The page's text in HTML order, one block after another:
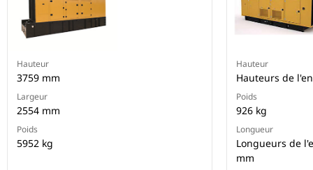
Hauteur
3759 mm
Largeur
2554 mm
Poids
5952 kg
Hauteur
Hauteurs de
Poids
926 kg
Longueur
Longueurs de
mm